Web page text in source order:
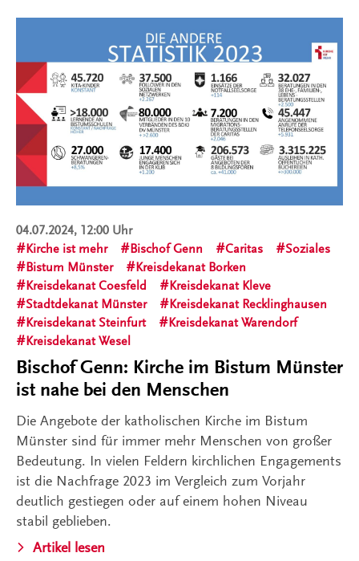
04.07.2024, 12:00 Uhr
Kirche ist mehr
Bischof Genn Caritas
Soziales
Bistum Münster
Kreisdekanat Borken
Kreisdekanat Coesfeld
Kreisdekanat Kleve
Stadtdekanat Münster
Kreisdekanat Recklinghausen
Kreisdekanat Steinfurt
Kreisdekanat Warendorf
Kreisdekanat Wesel
Bischof Genn: Kirche im Bistum Münster
ist nahe bei den Menschen
Die Angebote der katholischen Kirche im Bistum
Münster sind für immer mehr Menschen von großer
Bedeutung. In vielen Feldern kirchlichen Engagements
ist die Nachfrage 2023 im Vergleich zum Vorjahr
deutlich gestiegen oder auf einem hohen Niveau
stabil geblieben.
Artikel lesen